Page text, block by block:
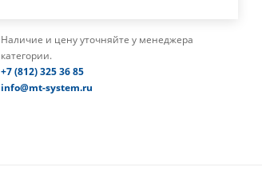
Наличие и цену уточняйте у менеджера
категории.
+7 (812) 325 36 85
info@mt-system.ru